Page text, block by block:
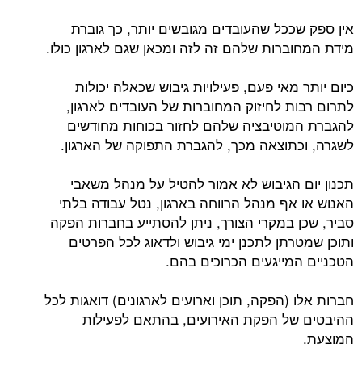
אין ספק שככל שהעובדים מגובשים יותר, כך גוברת
מידת המחוברות שלהם זה לזה ומכאן שגם לארגון כולו.
כיום יותר מאי פעם, פעילויות גיבוש שכאלה יכולות
לתרום רבות לחיזוק המחוברות של העובדים לארגון,
להגברת המוטיבציה שלהם לחזור בכוחות מחודשים
לשגרה, וכתוצאה מכך, להגברת התפוקה של הארגון.
תכנון יום הגיבוש לא אמור להטיל על מנהל משאבי
האנוש או אף מנהל הרווחה בארגון, נטל עבודה בלתי
סביר, שכן במקרי הצורך, ניתן להסתייע בחברות הפקה
ותוכן שמטרתן לתכנן ימי גיבוש ולדאוג לכל הפרטים
הטכניים המייגעים הכרוכים בהם.
חברות אלו (הפקה, תוכן וארועים לארגונים) דואגות לכל
ההיבטים של הפקת האירועים, בהתאם לפעילות
המוצעת.